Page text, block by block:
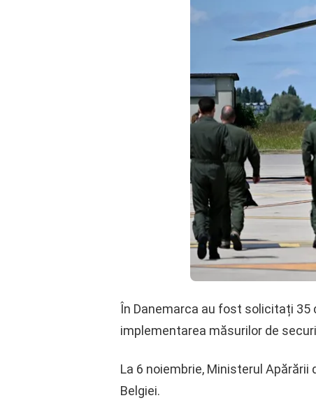
În Danemarca au fost solicitați 35
implementarea măsurilor de
La 6 noiembrie, Ministerul
Belgiei.